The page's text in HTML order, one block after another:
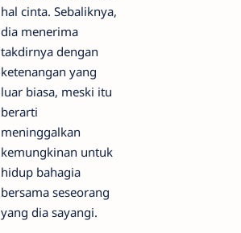
hal cinta. Sebaliknya,
dia menerima
takdirnya dengan
ketenangan yang
luar biasa, meski itu
berarti
meninggalkan
kemungkinan untuk
hidup bahagia
bersama seseorang
yang dia sayangi.